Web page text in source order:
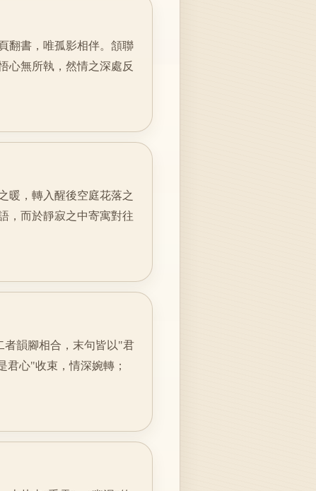
翻書，唯孤影相伴。頷聯
心無所執，然情之深處反
暖，轉入醒後空庭花落之
，而於靜寂之中寄寓對往
韻腳相合，末句皆以"君
心"收束，情深婉轉；